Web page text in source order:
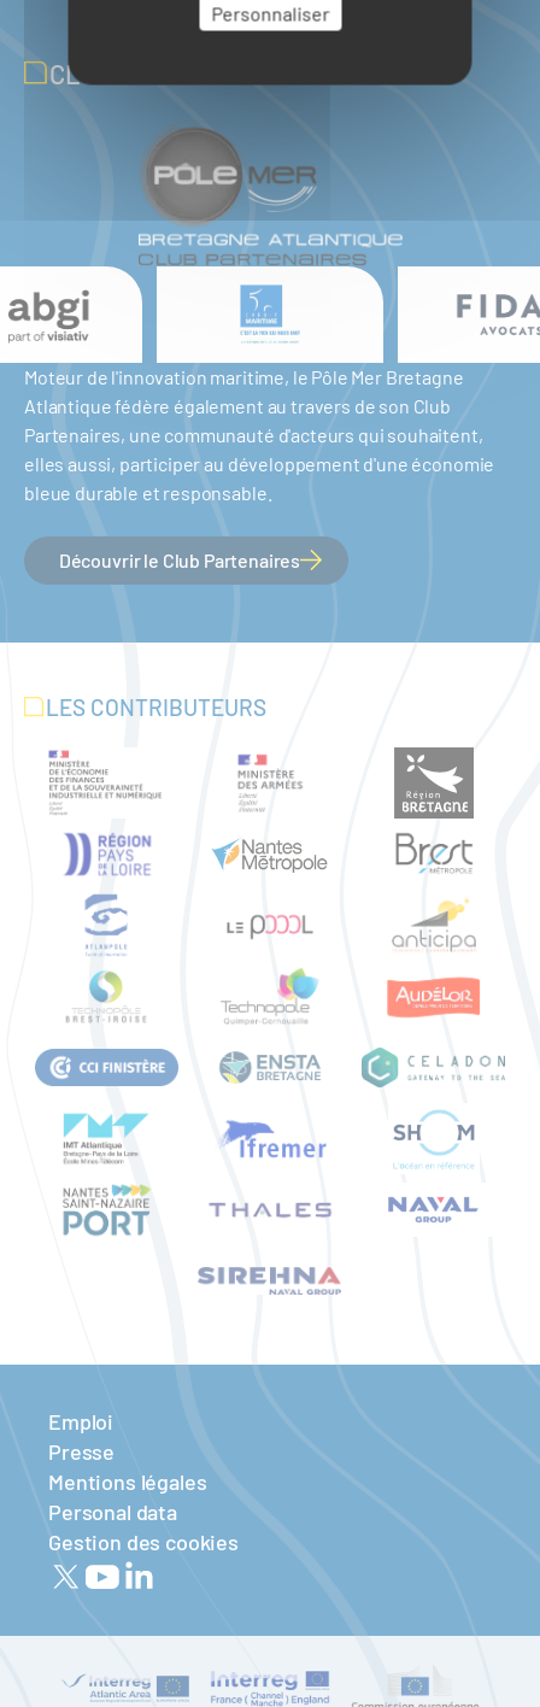
Personnaliser
CLUB PARTENAIRES
Moteur de l'innovation maritime, le Pôle Mer Bretagne
Atlantique fédère également au travers de son Club
Partenaires, une communauté d'acteurs qui souhaitent,
elles aussi, participer au développement d'une économie
bleue durable et responsable.
Découvrir le Club Partenaires
LES CONTRIBUTEURS
Emploi
Presse
Mentions légales
Personal data
Gestion des cookies